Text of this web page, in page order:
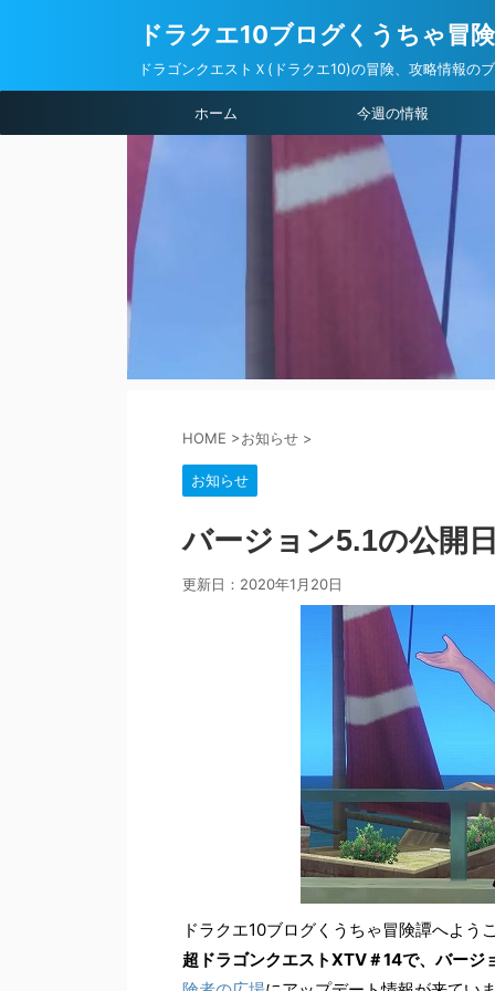
ドラクエ10ブログくうちゃ冒
ドラゴンクエストＸ(ドラクエ10)の冒険、攻略情報の
ホーム 今週の情報
HOME >お知らせ >
お知らせ
バージョン5.1の公開
更新日： 2020年1月20日
ドラクエ10ブログくうちゃ冒険譚へよう
超ドラゴンクエストXTV＃14で、バー